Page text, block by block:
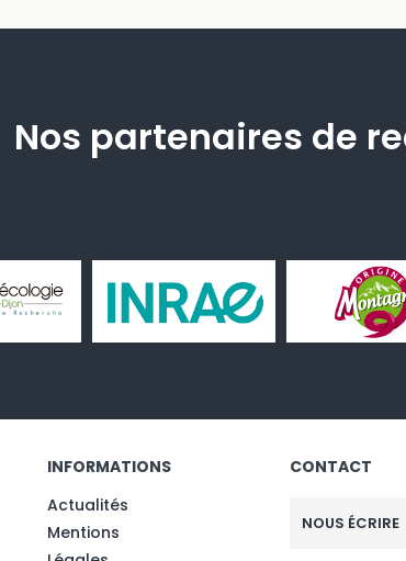
Nos partenaires de
INFORMATIONS
Actualités
Mentions
CONTACT
NOUS ÉCRIRE